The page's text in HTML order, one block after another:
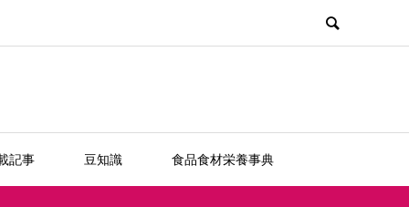
記事 豆知識 食品食材栄養事典